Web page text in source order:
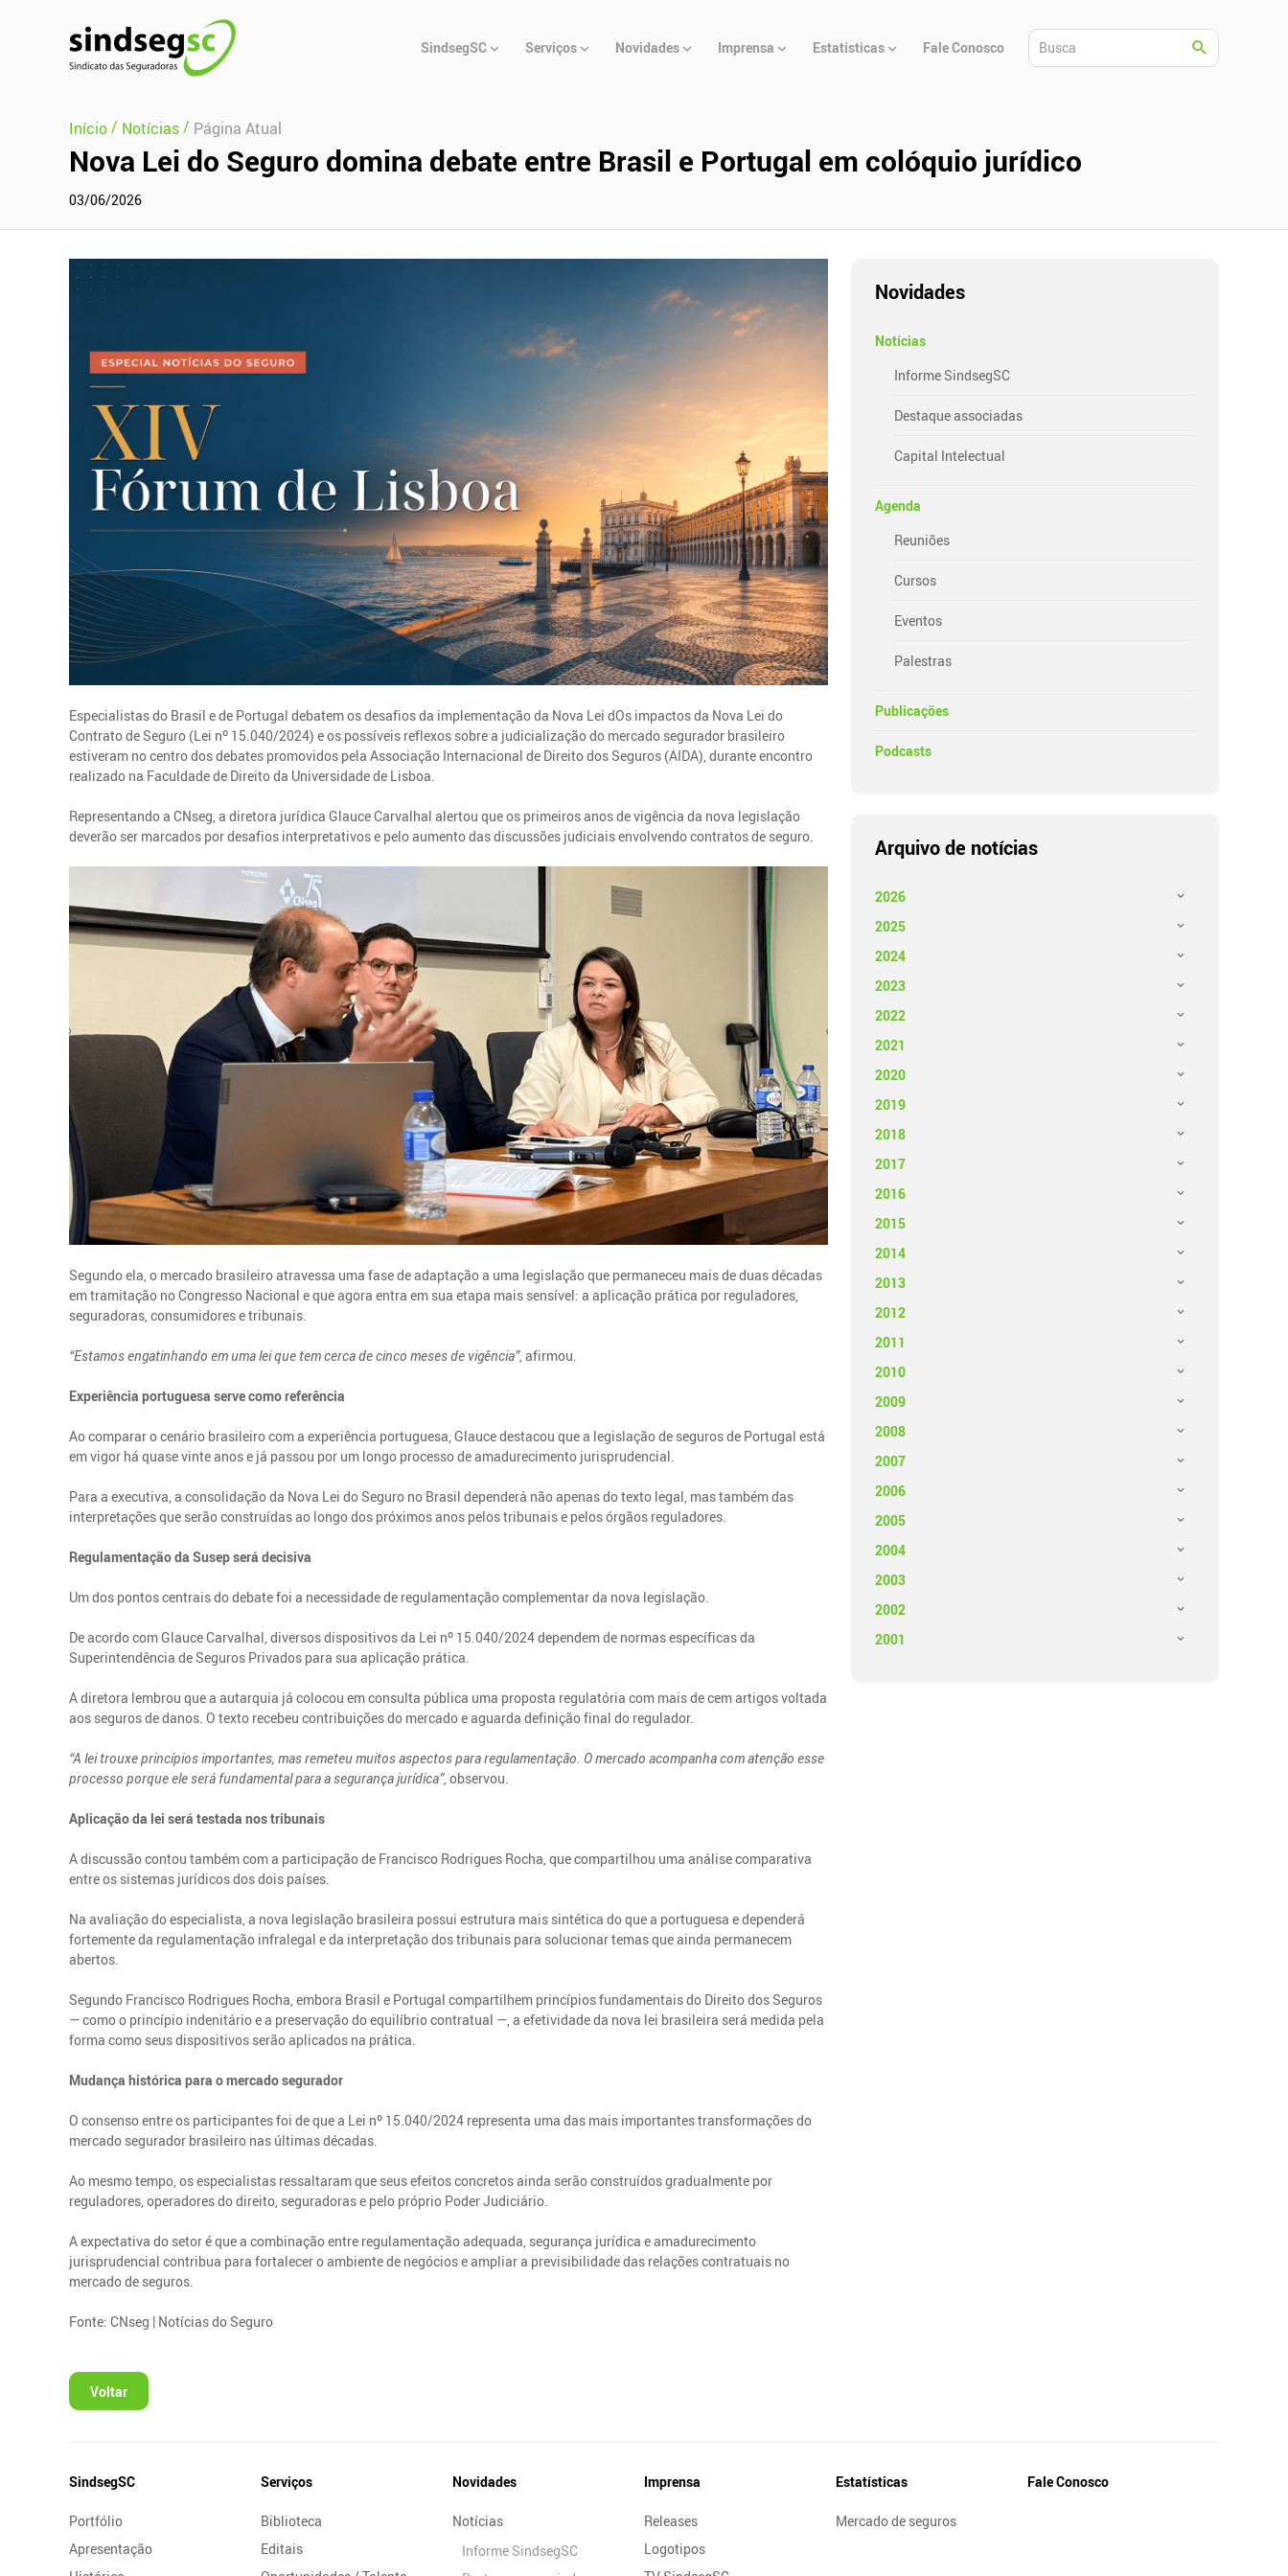
Principal
SindsegSC Serviços Novidades Imprensa Estatísticas Fale Conosco
Início/ Notícias/ Página Atual
Nova Lei do Seguro domina debate entre Brasil e Portugal em colóquio jurídico
03/06/2026
Especialistas do Brasil e de Portugal debatem os desafios da implementação da Nova Lei dOs impactos da Nova Lei do
Contrato de Seguro (Lei nº 15.040/2024) e os possíveis reflexos sobre a judicialização do mercado segurador brasileiro
estiveram no centro dos debates promovidos pela Associação Internacional de Direito dos Seguros (AIDA), durante encontro
realizado na Faculdade de Direito da Universidade de Lisboa.
Representando a CNseg, a diretora jurídica Glauce Carvalhal alertou que os primeiros anos de vigência da nova legislação
deverão ser marcados por desafios interpretativos e pelo aumento das discussões judiciais envolvendo contratos de seguro.
Segundo ela, o mercado brasileiro atravessa uma fase de adaptação a uma legislação que permaneceu mais de duas décadas
em tramitação no Congresso Nacional e que agora entra em sua etapa mais sensível: a aplicação prática por reguladores,
seguradoras, consumidores e tribunais.
“Estamos engatinhando em uma lei que tem cerca de cinco meses de vigência”, afirmou.
Experiência portuguesa serve como referência
Ao comparar o cenário brasileiro com a experiência portuguesa, Glauce destacou que a legislação de seguros de Portugal está
em vigor há quase vinte anos e já passou por um longo processo de amadurecimento jurisprudencial.
Para a executiva, a consolidação da Nova Lei do Seguro no Brasil dependerá não apenas do texto legal, mas também das
interpretações que serão construídas ao longo dos próximos anos pelos tribunais e pelos órgãos reguladores.
Regulamentação da Susep será decisiva
Um dos pontos centrais do debate foi a necessidade de regulamentação complementar da nova legislação.
De acordo com Glauce Carvalhal, diversos dispositivos da Lei nº 15.040/2024 dependem de normas específicas da
Superintendência de Seguros Privados para sua aplicação prática.
A diretora lembrou que a autarquia já colocou em consulta pública uma proposta regulatória com mais de cem artigos voltada
aos seguros de danos. O texto recebeu contribuições do mercado e aguarda definição final do regulador.
“A lei trouxe princípios importantes, mas remeteu muitos aspectos para regulamentação. O mercado acompanha com atenção esse
processo porque ele será fundamental para a segurança jurídica”, observou.
Aplicação da lei será testada nos tribunais
A discussão contou também com a participação de Francisco Rodrigues Rocha, que compartilhou uma análise comparativa
entre os sistemas jurídicos dos dois países.
Na avaliação do especialista, a nova legislação brasileira possui estrutura mais sintética do que a portuguesa e dependerá
fortemente da regulamentação infralegal e da interpretação dos tribunais para solucionar temas que ainda permanecem
abertos.
Segundo Francisco Rodrigues Rocha, embora Brasil e Portugal compartilhem princípios fundamentais do Direito dos Seguros
— como o princípio indenitário e a preservação do equilíbrio contratual —, a efetividade da nova lei brasileira será medida pela
forma como seus dispositivos serão aplicados na prática.
Mudança histórica para o mercado segurador
O consenso entre os participantes foi de que a Lei nº 15.040/2024 representa uma das mais importantes transformações do
mercado segurador brasileiro nas últimas décadas.
Ao mesmo tempo, os especialistas ressaltaram que seus efeitos concretos ainda serão construídos gradualmente por
reguladores, operadores do direito, seguradoras e pelo próprio Poder Judiciário.
A expectativa do setor é que a combinação entre regulamentação adequada, segurança jurídica e amadurecimento
jurisprudencial contribua para fortalecer o ambiente de negócios e ampliar a previsibilidade das relações contratuais no
mercado de seguros.
Fonte: CNseg | Notícias do Seguro
Voltar
Novidades
Notícias
Informe SindsegSC
Destaque associadas
Capital Intelectual
Agenda
Reuniões
Cursos
Eventos
Palestras
Publicações
Podcasts
Arquivo de notícias
2026
2025
2024
2023
2022
2021
2020
2019
2018
2017
2016
2015
2014
2013
2012
2011
2010
2009
2008
2007
2006
2005
2004
2003
2002
2001
Mapa
Site
SindsegSC
Portfólio
Apresentação
Serviços
Biblioteca
Editais
Novidades
Notícias
Informe SindsegSC
Imprensa
Releases
Logotipos
Estatísticas
Mercado de seguros
Fale Conosco